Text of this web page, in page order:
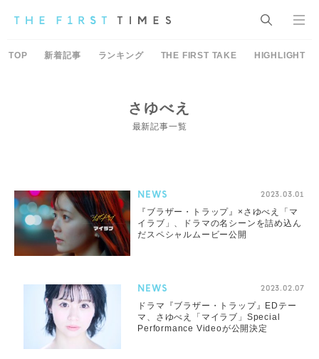
TOP 新着記事 ランキング THE FIRST TAKE HIGHLIGHT
さゆべえ
最新記事一覧
NEWS 2023.03.01
『ブラザー・トラップ』×さゆべえ「マ
イラブ」、ドラマの名シーンを詰め込ん
だスペシャルムービー公開
NEWS 2023.02.07
ドラマ『ブラザー・トラップ』EDテー
マ、さゆべえ「マイラブ」Special
Performance Videoが公開決定